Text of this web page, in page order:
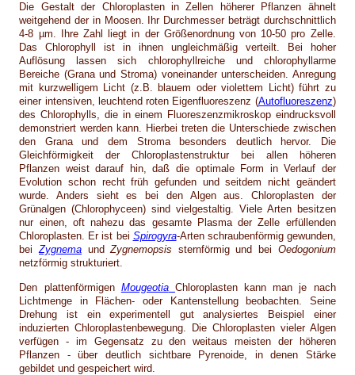
Die Gestalt der Chloroplasten in Zellen höherer Pflanzen ähnelt
weitgehend der in Moosen. Ihr Durchmesser beträgt durchschnittlich
4-8 µm. Ihre Zahl liegt in der Größenordnung von 10-50 pro Zelle.
Das Chlorophyll ist in ihnen ungleichmäßig verteilt. Bei hoher
Auflösung lassen sich chlorophyllreiche und chlorophyllarme
Bereiche (Grana und Stroma) voneinander unterscheiden. Anregung
mit kurzwelligem Licht (z.B. blauem oder violettem Licht) führt zu
einer intensiven, leuchtend roten Eigenfluoreszenz (Autofluoreszenz)
des Chlorophylls, die in einem Fluoreszenzmikroskop eindrucksvoll
demonstriert werden kann. Hierbei treten die Unterschiede zwischen
den Grana und dem Stroma besonders deutlich hervor. Die
Gleichförmigkeit der Chloroplastenstruktur bei allen höheren
Pflanzen weist darauf hin, daß die optimale Form in Verlauf der
Evolution schon recht früh gefunden und seitdem nicht geändert
wurde. Anders sieht es bei den Algen aus. Chloroplasten der
Grünalgen (Chlorophyceen) sind vielgestaltig. Viele Arten besitzen
nur einen, oft nahezu das gesamte Plasma der Zelle erfüllenden
Chloroplasten. Er ist bei Spirogyra-Arten schraubenförmig gewunden,
beiZygnema undZygnemopsis sternförmig und bei Oedogonium
netzförmig strukturiert.
Den plattenförmigen Mougeotia Chloroplasten kann man je nach
Lichtmenge in Flächen- oder Kantenstellung beobachten. Seine
Drehung ist ein experimentell gut analysiertes Beispiel einer
induzierten Chloroplastenbewegung. Die Chloroplasten vieler Algen
verfügen - im Gegensatz zu den weitaus meisten der höheren
Pflanzen - über deutlich sichtbare Pyrenoide, in denen Stärke
gebildet und gespeichert wird.